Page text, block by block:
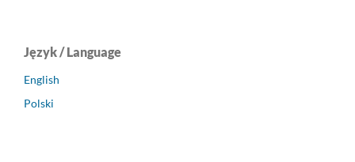
Język / Language
English
Polski